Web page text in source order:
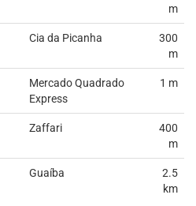
m
Cia da Picanha
300
m
Mercado Quadrado
Express
1 m
Zaffari
400
m
Guaíba
2.5
km